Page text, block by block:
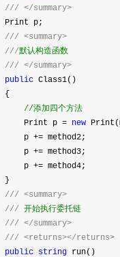
/// </summary>
        Print p;
/// <summary>
///默认构造函数
/// </summary>
public Class1()
        {
//添加四个方法
            Print p
= new
            p
+= method2;
            p
+= method3;
            p
+= method4;
        }
/// <summary>
/// 开始执行委托链
/// </summary>
/// <returns></returns>
public string run()